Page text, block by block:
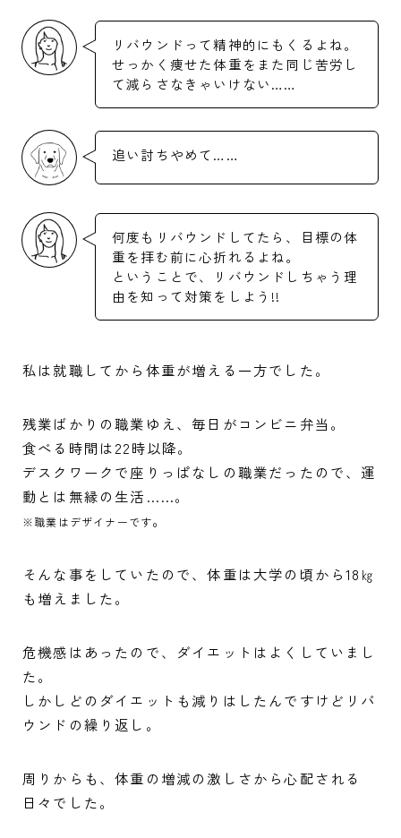
リバウンドって精神的にもくるよね。
せっかく痩せた体重をまた同じ苦労し
て減らさなきゃいけない……
追い討ちやめて……
何度もリバウンドしてたら、目標の体
重を拝む前に心折れるよね。
ということで、リバウンドしちゃう理
由を知って対策をしよう!!
私は就職してから体重が増える一方でした。
残業ばかりの職業ゆえ、毎日がコンビニ弁当。
食べる時間は22時以降。
デスクワークで座りっぱなしの職業だったので、運
動とは無縁の生活……。
※職業はデザイナーです。
そんな事をしていたので、体重は大学の頃から18㎏
も増えました。
危機感はあったので、ダイエットはよくしていまし
た。
しかしどのダイエットも減りはしたんですけどリバ
ウンドの繰り返し。
周りからも、体重の増減の激しさから心配される
日々でした。